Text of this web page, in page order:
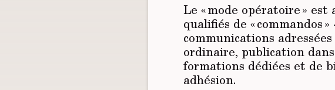
Le « mode opératoire »
qualifiés de « commandos
communications
ordinaire, publication
formations dédiées et de
adhésion.